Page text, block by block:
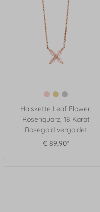
Halskette Leaf Flower,
Rosenquarz, 18 Karat
Rosegold vergoldet
€ 89,90*